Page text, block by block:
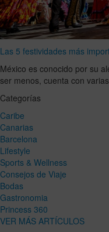
Las 5 festividades más
México es conocido por su
ser menos, cuenta con
Categorías
Caribe
Canarias
Barcelona
Lifestyle
Sports & Wellness
Consejos de Viaje
Bodas
Gastronomia
Princess 360
VER MÁS ARTÍCULOS